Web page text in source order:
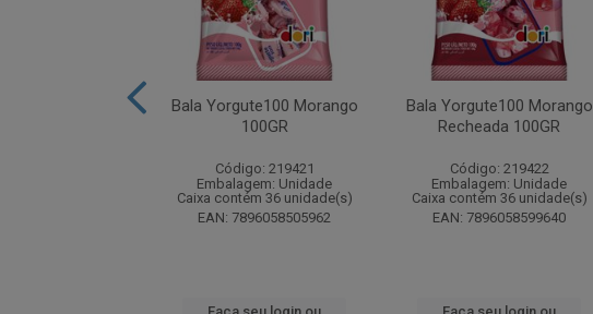
Bala Yorgute100 Morango
100GR
Código: 219421
Embalagem: Unidade
Caixa contém 36 unidade(s)
EAN: 7896058505962
Bala Yorgute100 Morango
Recheada 100GR
Código: 219422
Embalagem: Unidade
Caixa contém 36 unidade(s)
EAN: 7896058599640